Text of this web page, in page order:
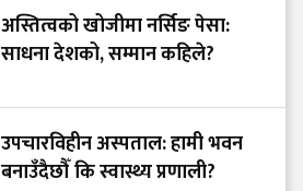
अस्तित्वको खोजीमा नर्सिङ पेसा:
साधना देशको, सम्मान कहिले?
उपचारविहीन अस्पताल: हामी भवन
बनाउँदैछौँ कि स्वास्थ्य प्रणाली?